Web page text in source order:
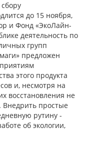
до 15 ноября,
и Фонд «ЭкоЛайн-
деятельность по
групп
предложен
этого продукта
и, несмотря на
восстановления не
простые
рутину -
об экологии,